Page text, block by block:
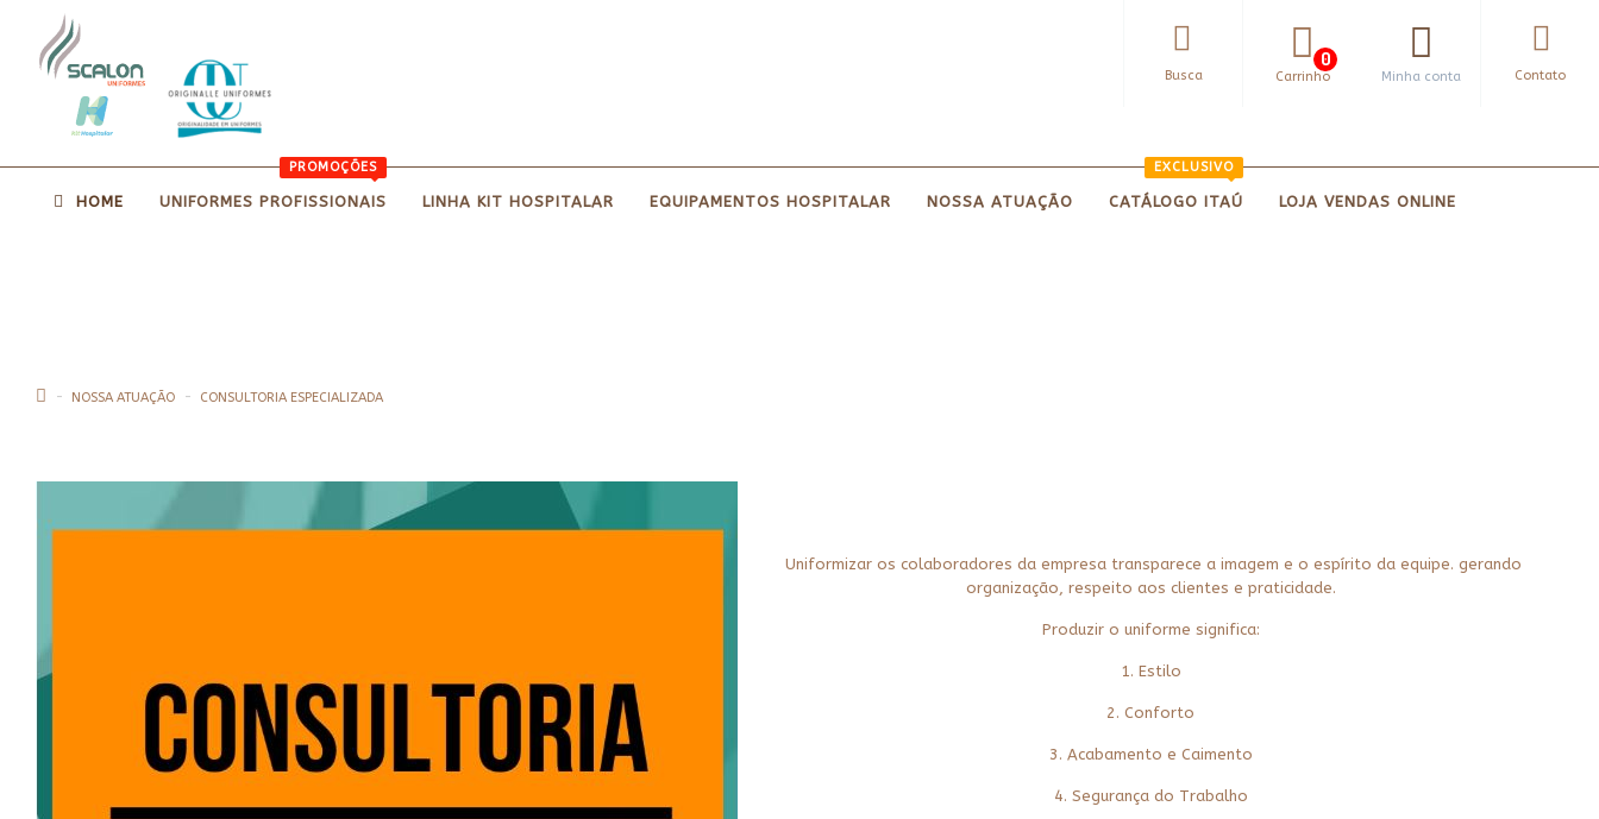
Contato
Minha conta
0
Carrinho
Busca
HOME
PROMOÇÕES
UNIFORMES PROFISSIONAIS LINHA KIT HOSPITALAR EQUIPAMENTOS HOSPITALAR NOSSA ATUAÇÃO
EXCLUSIVO
CATÁLOGO ITAÚ LOJA VENDAS ONLINE
NOSSA ATUAÇÃO CONSULTORIA ESPECIALIZADA
Uniformizar os colaboradores da empresa transparece a imagem e o espírito da equipe. gerando
organização, respeito aos clientes e praticidade.
Produzir o uniforme significa:
1. Estilo
2. Conforto
3. Acabamento e Caimento
4. Segurança do Trabalho